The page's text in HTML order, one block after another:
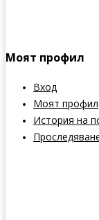
Моят профил
Вход
Моят профил
История на